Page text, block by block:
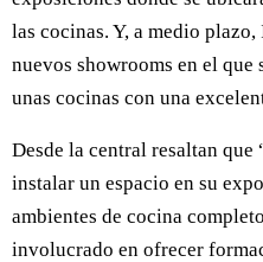
las cocinas. Y, a medio
nuevos showrooms en el que
unas cocinas con una
Desde la central resaltan
instalar un espacio en su
ambientes de cocina
involucrado en ofrecer